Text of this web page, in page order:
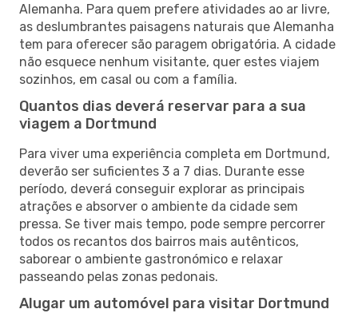
Alemanha. Para quem prefere atividades ao ar livre,
as deslumbrantes paisagens naturais que Alemanha
tem para oferecer são paragem obrigatória. A cidade
não esquece nenhum visitante, quer estes viajem
sozinhos, em casal ou com a família.
Quantos dias deverá reservar para a sua
viagem a Dortmund
Para viver uma experiência completa em Dortmund,
deverão ser suficientes 3 a 7 dias. Durante esse
período, deverá conseguir explorar as principais
atrações e absorver o ambiente da cidade sem
pressa. Se tiver mais tempo, pode sempre percorrer
todos os recantos dos bairros mais autênticos,
saborear o ambiente gastronómico e relaxar
passeando pelas zonas pedonais.
Alugar um automóvel para visitar Dortmund